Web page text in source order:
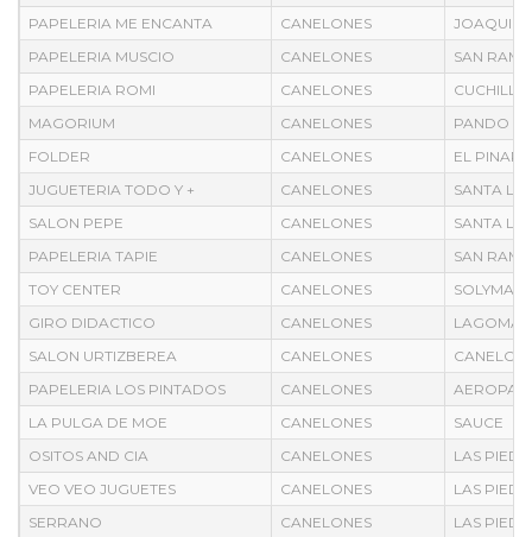
PAPELERIA ME ENCANTA
CANELONES
JOAQUIN
PAPELERIA MUSCIO
CANELONES
SAN
PAPELERIA ROMI
CANELONES
CUCHILLA
MAGORIUM
CANELONES
PANDO
FOLDER
CANELONES
EL PINAR
JUGUETERIA TODO Y +
CANELONES
SANTA
SALON PEPE
CANELONES
SANTA
PAPELERIA TAPIE
CANELONES
SAN
TOY CENTER
CANELONES
SOLYMAR
GIRO DIDACTICO
CANELONES
LAGOMAR
SALON URTIZBEREA
CANELONES
PAPELERIA LOS PINTADOS
CANELONES
LA PULGA DE MOE
CANELONES
SAUCE
OSITOS AND CIA
CANELONES
LAS
VEO VEO JUGUETES
CANELONES
LAS
SERRANO
CANELONES
LAS